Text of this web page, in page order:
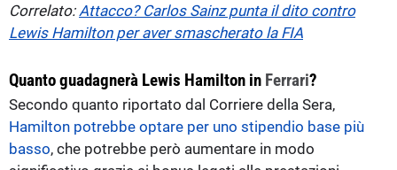
Correlato: Attacco? Carlos Sainz punta il dito contro
Lewis Hamilton per aver smascherato la FIA
Quanto guadagnerà Lewis Hamilton in Ferrari?
Secondo quanto riportato dal Corriere della Sera,
Hamilton potrebbe optare per uno stipendio base più
basso, che potrebbe però aumentare in modo